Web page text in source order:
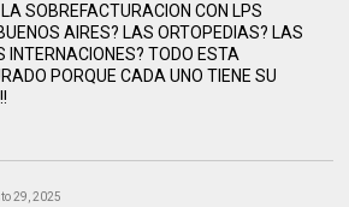
SOBREFACTURACION CON LPS
AIRES? LAS ORTOPEDIAS? LAS
INTERNACIONES? TODO ESTA
PORQUE CADA UNO TIENE SU
29, 2025